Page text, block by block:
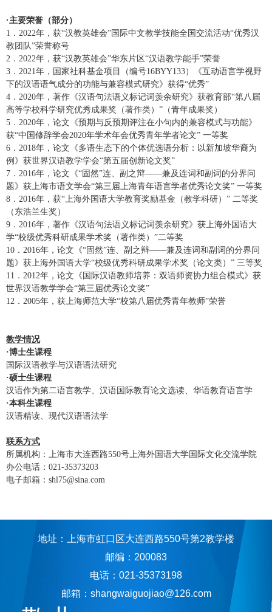
· 主要荣誉（部分）
1 ． 2022年，获“汉教英雄会”国际中文教学技能全国交流活动“优秀汉
教团队”荣誉称号
2 ． 2022年，获“汉教英雄会”华东片区“汉语教学能手”荣誉
3 ． 2021 年，国家社科基金项目（编号16BYY133）《互动语言学视野
下的汉语语气成分的功能与兼容模式研究》获得“优秀”
4 ． 2020年，著作《汉语句法语义标记词羡余研究》获教育部“第八届
高等学校科学研究优秀成果奖（著作类）”（青年成果奖）
5 ． 2020年，论文《预期与反预期评注在小句内的兼容模式与功能》
获“中国修辞学会2020年学术年会优秀青年学者论文” 一等奖
6 ． 2018年，论文《多语生态下的个体优选语分析：以新加坡华裔为
例》获世界汉语教学学会“第五届创新论文奖”
7 ． 2016年，论文《“固然”连、副之辩——兼及连词和副词的分界问
题》获上海市语文学会“第三届上海青年语言学者优秀论文奖” 一等奖
8 ． 2016年，获“上海外国语大学教育奖励基金（教学科研）” 二等奖
（东浩兰生奖）
9 ． 2016年，著作《汉语句法语义标记词羡余研究》获上海外国语大
学“校级优秀科研成果学术奖（著作类）”二等奖
10 ． 2016年，论文《“固然”连、副之辩——兼及连词和副词的分界问
题》获上海外国语大学“校级优秀科研成果学术奖（论文类）” 三等奖
11 ． 2012年，论文《国际汉语教师培养：双语师资协力组合模式》获
世界汉语教学学会“第三届优秀论文奖”
12 ． 2005年，获上海师范大学“校第八届优秀青年教师”荣誉
教学情况
·博士生课程
国际汉语教学与汉语语法研究
·硕士生课程
汉语作为第二语言教学、汉语国际教育论文选读、华语教育语言学
·本科生课程
汉语精读、现代汉语语法学
联系方式
所属机构：上海市大连西路550号上海外国语大学国际文化交流学院
办公电话： 021-35373203
电子邮箱： shl75@sina.com
地址：上海市虹口区大连西路550号第2教学楼
邮编：200083
电话：021-35373198
邮箱：shangwaiguojiao@126.com